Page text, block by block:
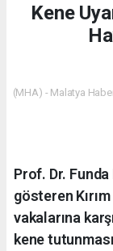
Kene
(MHA) - Malatya
Prof. Dr.
gösteren
vakalarına
kene